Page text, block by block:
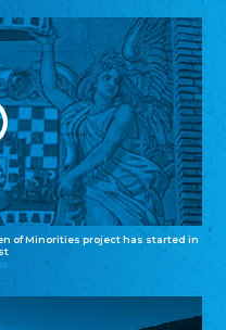
of Minorities project has started in